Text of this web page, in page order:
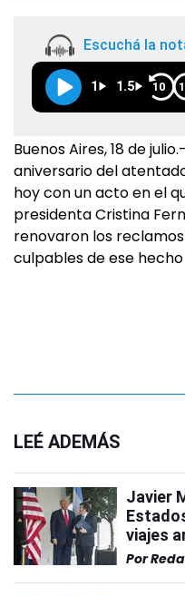
Escuchá la
1 1.5 10
Buenos Aires, 18 de
aniversario del
hoy con un acto en el
presidenta Cristina
renovaron los
culpables de ese
LEÉ ADEMÁS
Javier
viajes
Por